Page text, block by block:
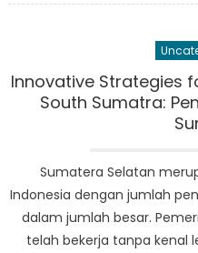
Innovative Strategies
South Sumatra:
Sumatera Selatan
Indonesia dengan jumlah
dalam jumlah besar.
telah bekerja tanpa kenal